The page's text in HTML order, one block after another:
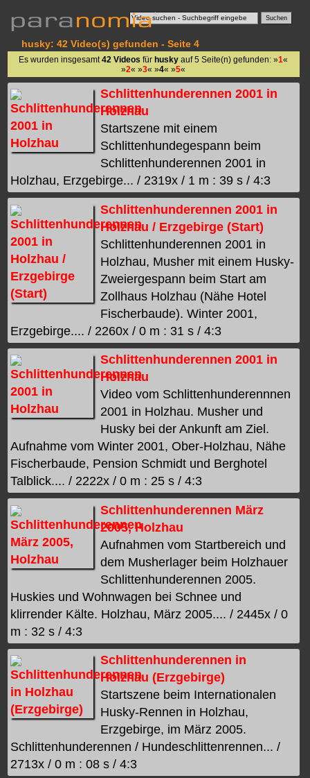
husky: 42 Video(s) gefunden - Seite 4
Es wurden insgesamt42 Videos fürhusky auf 5 Seite(n) gefunden: »1«
»2« »3« »4« »5«
Schlittenhunderennen 2001 in
Holzhau
Startszene mit einem
Schlittenhundegespann beim
Schlittenhunderennen 2001 in
Holzhau, Erzgebirge... / 2319x / 1 m : 39 s / 4:3
Schlittenhunderennen 2001 in
Holzhau / Erzgebirge (Start)
Schlittenhunderennen 2001 in
Holzhau, Musher mit einem Husky-
Zweiergespann beim Start am
Zollhaus Holzhau (Nähe Hotel
Fischerbaude). Winter 2001,
Erzgebirge.... / 2260x / 0 m : 31 s / 4:3
Schlittenhunderennen 2001 in
Holzhau
Video vom Schlittenhunderennnen
2001 in Holzhau. Musher und
Husky bei der Ankunft am Ziel.
Aufnahme vom Winter 2001, Ober-Holzhau, Nähe
Fischerbaude, Pension Schmidt und Berghotel
Talblick.... / 2222x / 0 m : 25 s / 4:3
Schlittenhunderennen März
2005, Holzhau
Aufnahmen vom Startbereich und
dem Musherlager beim Holzhauer
Schlittenhunderennen 2005.
Huskies und Wohnwagen bei Schnee und
klirrender Kälte. Holzhau, März 2005.... / 2445x / 0
m : 32 s / 4:3
Schlittenhunderennen in
Holzhau (Erzgebirge)
Startszene beim Internationalen
Husky-Rennen in Holzhau,
Erzgebirge, im März 2005.
Schlittenhunderennen / Hundeschlittenrennen... /
2713x / 0 m : 08 s / 4:3